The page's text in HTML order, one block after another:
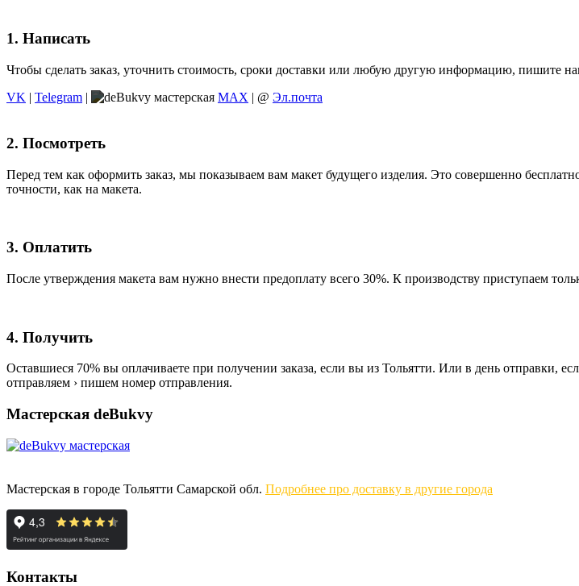
1. Написать
Чтобы сделать заказ, уточнить стоимость, сроки доставки или любую другую информацию, пишите
VK | Telegram | MAX | @ Эл.почта
2. Посмотреть
Перед тем как оформить заказ, мы показываем вам макет будущего изделия. Это совершенно
точности, как на макета.
3. Оплатить
После утверждения макета вам нужно внести предоплату всего 30%. К производству приступаем
4. Получить
Оставшиеся 70% вы оплачиваете при получении заказа, если вы из Тольятти. Или в день отправки,
отправляем › пишем номер отправления.
Мастерская deBukvy
Мастерская в городе Тольятти Самарской обл. Подробнее про доставку в другие города
Контакты